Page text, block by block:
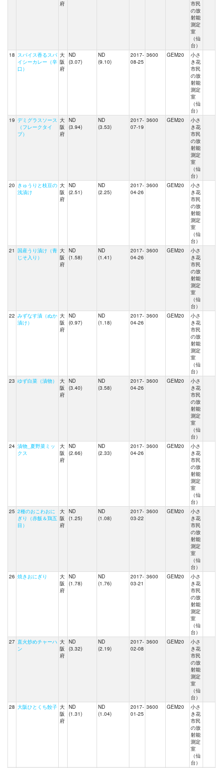
府
市民
の放
射能
測定
室
（仙
台）
18 スパイス香るスパ
イシーカレー（辛
口）
大
阪
府
ND
(3.07)
ND
(9.10)
2017-
08-25
3600 GEM20
小さ
き花
市民
の放
射能
測定
室
（仙
台）
19 デミグラスソース
（フレークタイ
プ）
大
阪
府
ND
(3.94)
ND
(3.53)
2017-
07-19
3600 GEM20
小さ
き花
市民
の放
射能
測定
室
（仙
台）
20 きゅうりと枝豆の
浅漬け
大
阪
府
ND
(2.51)
ND
(2.25)
2017-
04-26
3600 GEM20
小さ
き花
市民
の放
射能
測定
室
（仙
台）
21 国産うり漬け（青
じそ入り）
大
阪
府
ND
(1.58)
ND
(1.41)
2017-
04-26
3600 GEM20
小さ
き花
市民
の放
射能
測定
室
（仙
台）
22 みずなす漬（ぬか
漬け）
大
阪
府
ND
(0.97)
ND
(1.18)
2017-
04-26
3600 GEM20
小さ
き花
市民
の放
射能
測定
室
（仙
台）
23 ゆず白菜（漬物）
大
阪
府
ND
(3.40)
ND
(3.58)
2017-
04-26
3600 GEM20
小さ
き花
市民
の放
射能
測定
室
（仙
台）
24 漬物_夏野菜ミッ
クス
大
阪
府
ND
(2.66)
ND
(2.33)
2017-
04-26
3600 GEM20
小さ
き花
市民
の放
射能
測定
室
（仙
台）
25 2種のおこわおに
ぎり（赤飯＆鶏五
目）
大
阪
府
ND
(1.25)
ND
(1.08)
2017-
03-22
3600 GEM20
小さ
き花
市民
の放
射能
測定
室
（仙
台）
26 焼きおにぎり
大
阪
府
ND
(1.78)
ND
(1.76)
2017-
03-21
3600 GEM20
小さ
き花
市民
の放
射能
測定
室
（仙
台）
27 直火炒めチャーハ
ン
大
阪
府
ND
(3.32)
ND
(2.19)
2017-
02-08
3600 GEM20
小さ
き花
市民
の放
射能
測定
室
（仙
台）
28 大阪ひとくち餃子 大
阪
府
ND
(1.31)
ND
(1.04)
2017-
01-25
3600 GEM20
小さ
き花
市民
の放
射能
測定
室
（仙
台）